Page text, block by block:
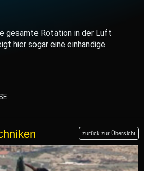
gesamte Rotation in der Luft
hier sogar eine einhändige
zurück zur Übersicht